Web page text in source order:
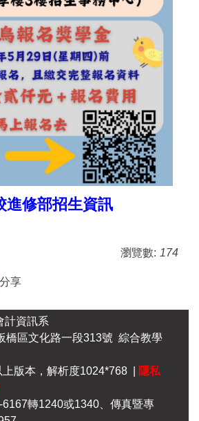
進修部招生資訊
瀏覽數: 174
分享
計資訊系
橋區文化路一段313號 綜合教學
版本，解析度1024*768 |
隱私
轉1240或1340、傳真暨專